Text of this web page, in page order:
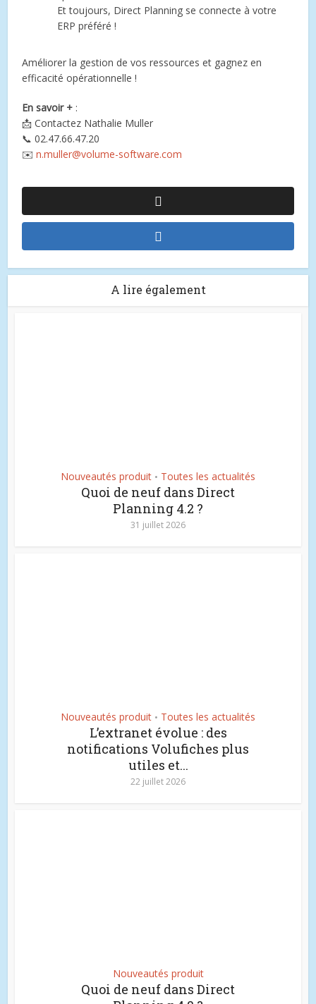
Et toujours, Direct Planning se connecte à votre
ERP préféré !
Améliorer la gestion de vos ressources et gagnez en
efficacité opérationnelle !
En savoir + :
📩 Contactez Nathalie Muller
📞 02.47.66.47.20
✉️n.muller@volume-software.com
A lire également
Nouveautés produit • Toutes les actualités
Quoi de neuf dans Direct
Planning 4.2 ?
31 juillet 2026
Nouveautés produit • Toutes les actualités
L’extranet évolue : des
notifications Volufiches plus
utiles et...
22 juillet 2026
Nouveautés produit
Quoi de neuf dans Direct